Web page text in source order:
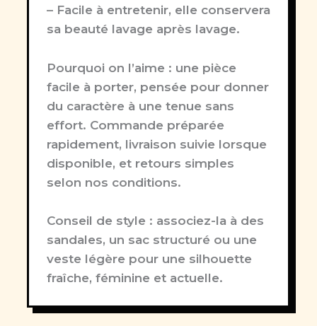
– Facile à entretenir, elle conservera
sa beauté lavage après lavage.
Pourquoi on l’aime : une pièce
facile à porter, pensée pour donner
du caractère à une tenue sans
effort. Commande préparée
rapidement, livraison suivie lorsque
disponible, et retours simples
selon nos conditions.
Conseil de style : associez-la à des
sandales, un sac structuré ou une
veste légère pour une silhouette
fraîche, féminine et actuelle.